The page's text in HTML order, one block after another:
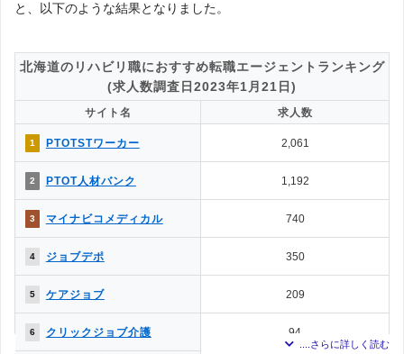
と、以下のような結果となりました。
北海道のリハビリ職におすすめ転職エージェントランキング
(求人数調査日2023年1月21日)
サイト名 求人数
1 PTOTSTワーカー 2,061
2 PTOT人材バンク 1,192
3 マイナビコメディカル 740
4 ジョブデポ 350
5 ケアジョブ 209
6 クリックジョブ介護 94